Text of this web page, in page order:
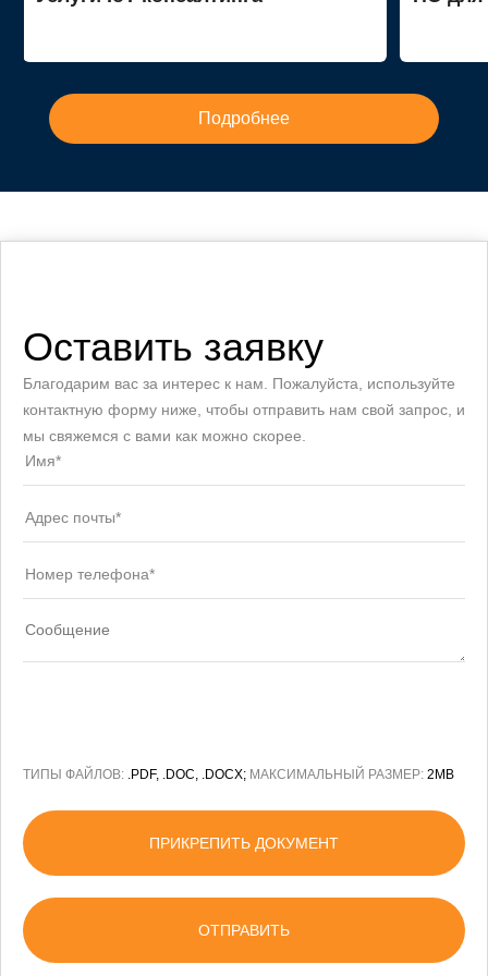
Подробнее
Оставить заявку
Благодарим вас за интерес к нам. Пожалуйста, используйте
контактную форму ниже, чтобы отправить нам свой запрос, и
мы свяжемся с вами как можно скорее.
ТИПЫ ФАЙЛОВ: .PDF, .DOC, .DOCX; МАКСИМАЛЬНЫЙ РАЗМЕР: 2MB
ПРИКРЕПИТЬ ДОКУМЕНТ